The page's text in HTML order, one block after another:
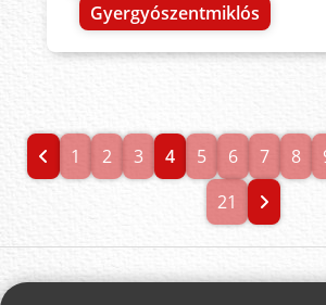
Gyergyószentmiklós
1 2 3 4 5 6 7 8
21